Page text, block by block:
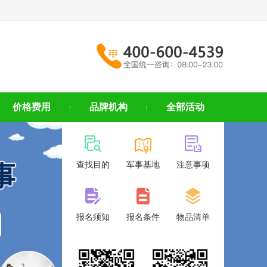
价格费用 品牌机构 全部活动
查找目的 军事基地 注意事项
报名须知 报名条件 物品清单